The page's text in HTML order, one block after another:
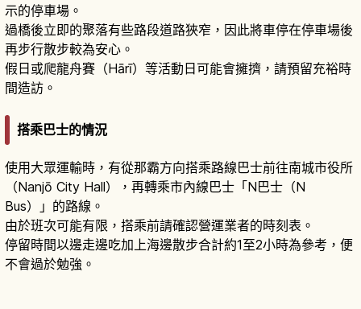
示的停車場。
過橋後立即的聚落有些路段道路狹窄，因此將車停在停車場後
再步行散步較為安心。
假日或爬龍舟賽（Hārī）等活動日可能會擁擠，請預留充裕時
間造訪。
搭乘巴士的情況
使用大眾運輸時，有從那霸方向搭乘路線巴士前往南城市役所
（Nanjō City Hall），再轉乘市內線巴士「N巴士（N
Bus）」的路線。
由於班次可能有限，搭乘前請確認營運業者的時刻表。
停留時間以邊走邊吃加上海邊散步合計約1至2小時為參考，便
不會過於勉強。